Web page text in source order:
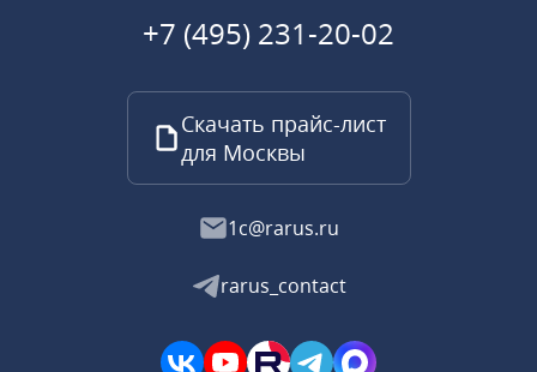
+7 (495) 231-20-02
Скачать прайс-лист
для Москвы
1c@rarus.ru
rarus_contact